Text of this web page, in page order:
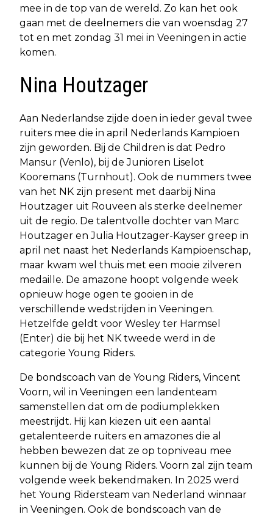
mee in de top van de wereld. Zo kan het ook
gaan met de deelnemers die van woensdag 27
tot en met zondag 31 mei in Veeningen in actie
komen.
Nina Houtzager
Aan Nederlandse zijde doen in ieder geval twee
ruiters mee die in april Nederlands Kampioen
zijn geworden. Bij de Children is dat Pedro
Mansur (Venlo), bij de Junioren Liselot
Kooremans (Turnhout). Ook de nummers twee
van het NK zijn present met daarbij Nina
Houtzager uit Rouveen als sterke deelnemer
uit de regio. De talentvolle dochter van Marc
Houtzager en Julia Houtzager-Kayser greep in
april net naast het Nederlands Kampioenschap,
maar kwam wel thuis met een mooie zilveren
medaille. De amazone hoopt volgende week
opnieuw hoge ogen te gooien in de
verschillende wedstrijden in Veeningen.
Hetzelfde geldt voor Wesley ter Harmsel
(Enter) die bij het NK tweede werd in de
categorie Young Riders.
De bondscoach van de Young Riders, Vincent
Voorn, wil in Veeningen een landenteam
samenstellen dat om de podiumplekken
meestrijdt. Hij kan kiezen uit een aantal
getalenteerde ruiters en amazones die al
hebben bewezen dat ze op topniveau mee
kunnen bij de Young Riders. Voorn zal zijn team
volgende week bekendmaken. In 2025 werd
het Young Ridersteam van Nederland winnaar
in Veeningen. Ook de bondscoach van de